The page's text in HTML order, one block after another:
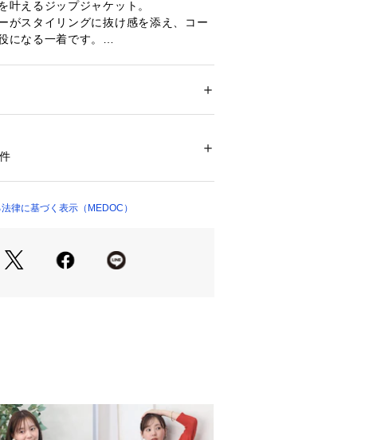
叶えるジップジャケット。
がスタイリングに抜け感を添え、コー
になる一着です。
ーストリングを施し、シルエットのア
のもポイントです。
たコーディネートは、女性らしさを引
律に基づく表示（MEDOC）